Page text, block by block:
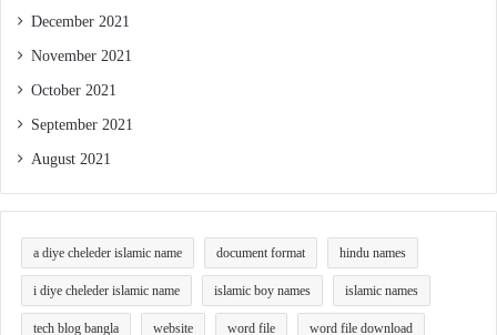
December 2021
November 2021
October 2021
September 2021
August 2021
a diye cheleder islamic name document format hindu names
i diye cheleder islamic name islamic boy names islamic names
tech blog bangla website word file word file download